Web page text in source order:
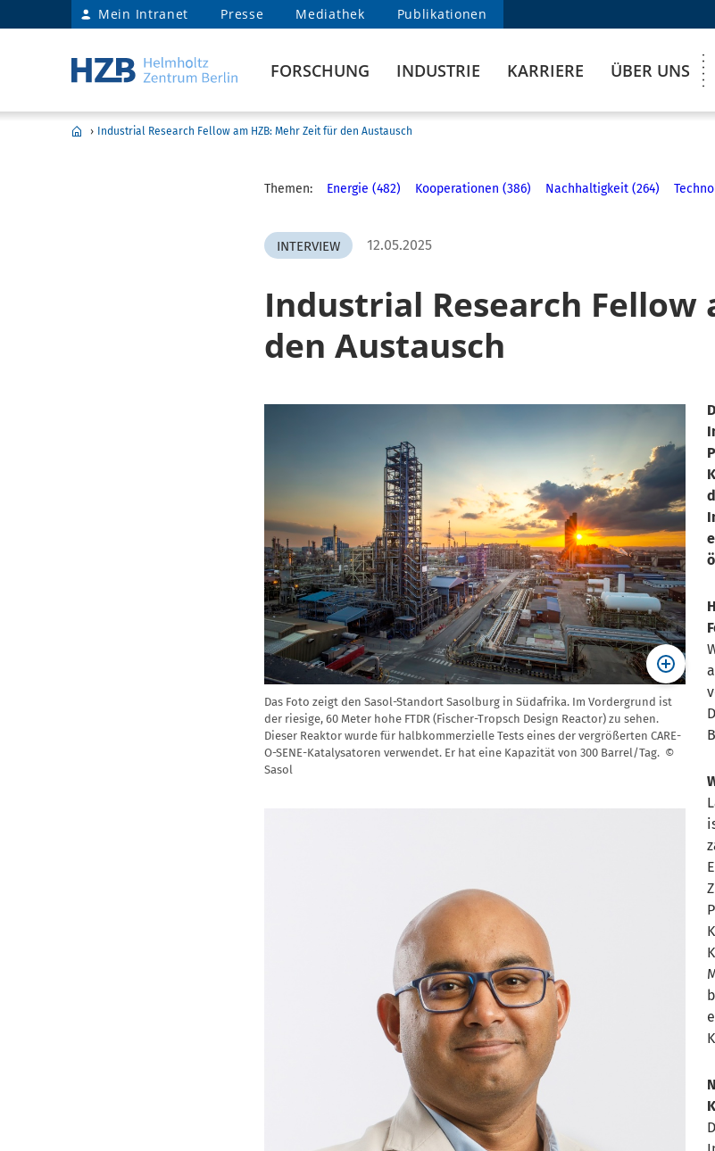
Mein Intranet Presse Mediathek Publikationen
FORSCHUNG INDUSTRIE KARRIERE ÜBER UNS
› Industrial Research Fellow am HZB: Mehr Zeit für den Austausch
Themen: Energie (482) Kooperationen (386) Nachhaltigkeit (264)
INTERVIEW 12.05.2025
Industrial Research Fellow
den Austausch
Das Foto zeigt den Sasol-Standort Sasolburg in Südafrika. Im Vordergrund ist
der riesige, 60 Meter hohe FTDR (Fischer-Tropsch Design Reactor) zu sehen.
Dieser Reaktor wurde für halbkommerzielle Tests eines der vergrößerten CARE-
O-SENE-Katalysatoren verwendet. Er hat eine Kapazität von 300 Barrel/Tag. ©
Sasol